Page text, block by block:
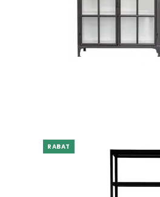
RABAT